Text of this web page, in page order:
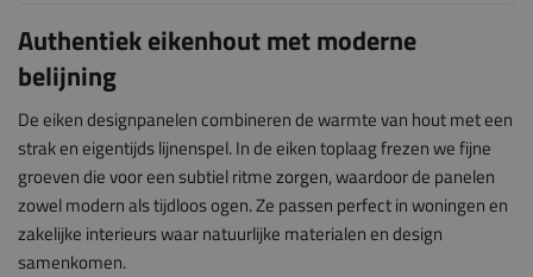
Authentiek eikenhout met moderne
belijning
De eiken designpanelen combineren de warmte van hout met een
strak en eigentijds lijnenspel. In de eiken toplaag frezen we fijne
groeven die voor een subtiel ritme zorgen, waardoor de panelen
zowel modern als tijdloos ogen. Ze passen perfect in woningen en
zakelijke interieurs waar natuurlijke materialen en design
samenkomen.